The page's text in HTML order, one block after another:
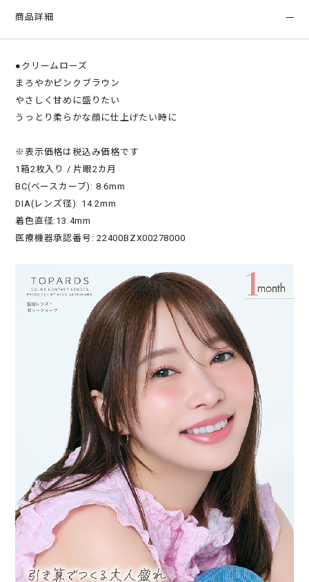
商品詳細
●クリームローズ
まろやかピンクブラウン
やさしく甘めに盛りたい
うっとり柔らかな顔に仕上げたい時に
※表示価格は税込み価格です
1箱2枚入り / 片眼2カ月
BC(ベースカーブ): 8.6mm
DIA(レンズ径): 14.2mm
着色直径:13.4mm
医療機器承認番号: 22400BZX00278000